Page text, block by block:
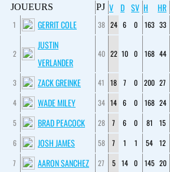
JOUEURS
PJ V D SV H HR
1 GERRIT COLE 38 24 6 0 163 33
2
JUSTIN
VERLANDER
40 22 10 0 168 44
3 ZACK GREINKE 41 18 7 0 200 27
4
WADE MILEY 34 14 6 0 168 24
5
BRAD PEACOCK 28 7 6 0 81 15
6
JOSH JAMES 58 7 1 1 54 12
7
AARON SANCHEZ 27 5 14 0 145 20